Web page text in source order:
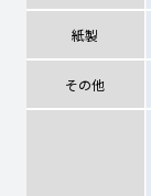
紙製
その他